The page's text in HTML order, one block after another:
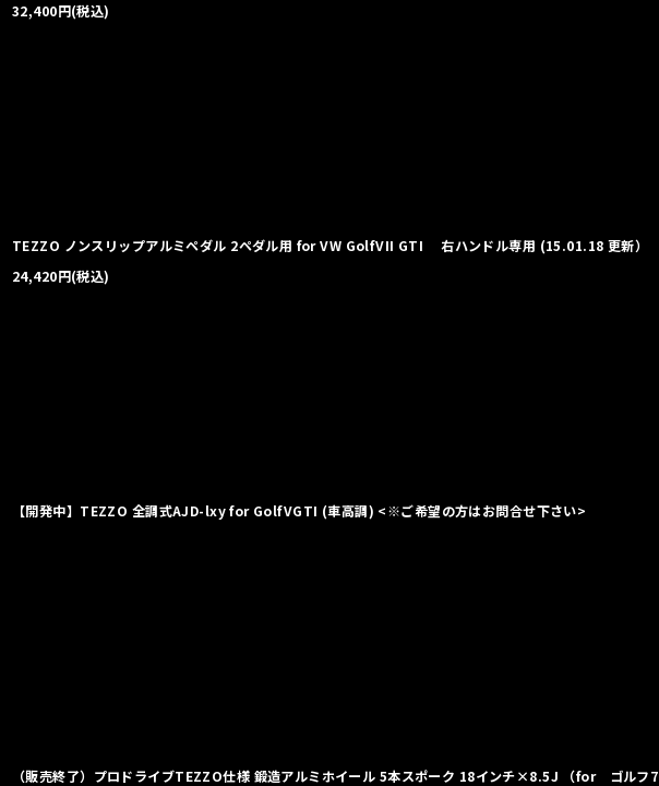
32,400円(税込)
TEZZO ノンスリップアルミペダル 2ペダル用 for VW GolfVII GTI 右ハンドル専用 (15.01.18 更新）
24,420円(税込)
【開発中】TEZZO 全調式AJD-lxy for GolfVGTI (車高調) <※ご希望の方はお問合せ下さい>
（販売終了）プロドライブTEZZO仕様 鍛造アルミホイール 5本スポーク 18インチ×8.5J （for ゴル